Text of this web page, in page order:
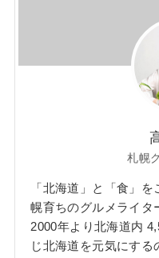
札幌
「北海道」と「食」
幌育ちのグルメライタ
2000年より北海道内
じ北海道を元気にする